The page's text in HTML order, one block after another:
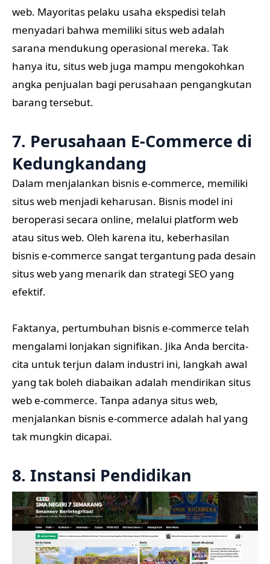
web. Mayoritas pelaku usaha ekspedisi telah
menyadari bahwa memiliki situs web adalah
sarana mendukung operasional mereka. Tak
hanya itu, situs web juga mampu mengokohkan
angka penjualan bagi perusahaan pengangkutan
barang tersebut.
7. Perusahaan E-Commerce di
Kedungkandang
Dalam menjalankan bisnis e-commerce, memiliki
situs web menjadi keharusan. Bisnis model ini
beroperasi secara online, melalui platform web
atau situs web. Oleh karena itu, keberhasilan
bisnis e-commerce sangat tergantung pada desain
situs web yang menarik dan strategi SEO yang
efektif.
Faktanya, pertumbuhan bisnis e-commerce telah
mengalami lonjakan signifikan. Jika Anda bercita-
cita untuk terjun dalam industri ini, langkah awal
yang tak boleh diabaikan adalah mendirikan situs
web e-commerce. Tanpa adanya situs web,
menjalankan bisnis e-commerce adalah hal yang
tak mungkin dicapai.
8. Instansi Pendidikan